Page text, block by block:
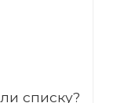
списку?